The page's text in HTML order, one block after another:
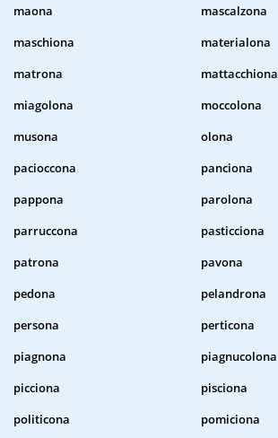
maona
mascalzona
maschiona
materialona
matrona
mattacchiona
miagolona
moccolona
musona
olona
pacioccona
panciona
pappona
parolona
parruccona
pasticciona
patrona
pavona
pedona
pelandrona
persona
perticona
piagnona
piagnucolona
picciona
pisciona
politicona
pomiciona